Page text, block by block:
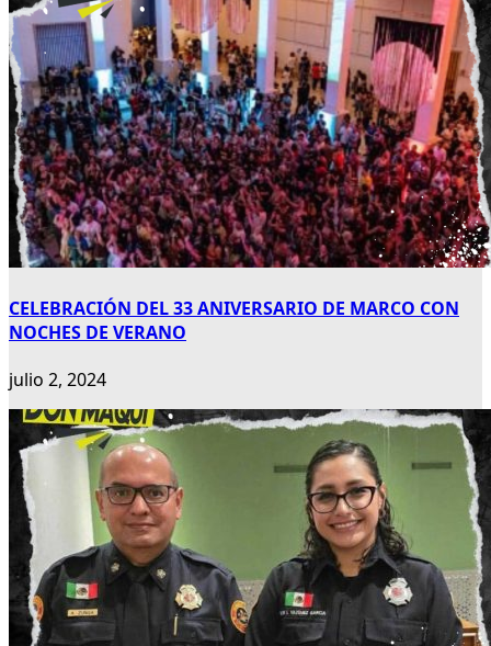
CELEBRACIÓN DEL 33 ANIVERSARIO DE MARCO CON
NOCHES DE VERANO
julio 2, 2024